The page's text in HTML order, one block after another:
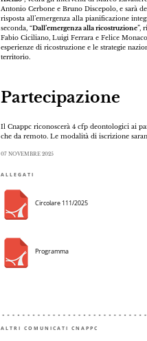
Antonio Cerbone e Bruno Discepolo, e sarà
risposta all’emergenza alla pianificazione
seconda, “Dall’emergenza alla ricostruzione”,
Fabio Ciciliano, Luigi Ferrara e Felice
esperienze di ricostruzione e le strategie
territorio.
Partecipazione
Il Cnappc riconoscerà 4 cfp deontologici ai
che da remoto. Le modalità di iscrizione
07 NOVEMBRE 2025
ALLEGATI
Circolare 111/2025
Programma
ALTRI COMUNICATI CNAPPC